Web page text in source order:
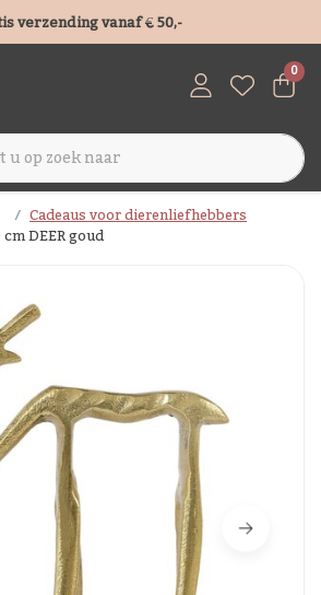
verzending vanaf € 50,-
0
Cadeaus voor dierenliefhebbers
DEER goud